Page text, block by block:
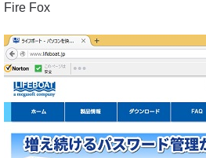
Fire Fox